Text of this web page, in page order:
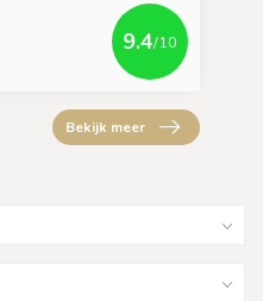
9.4/10
Bekijk meer